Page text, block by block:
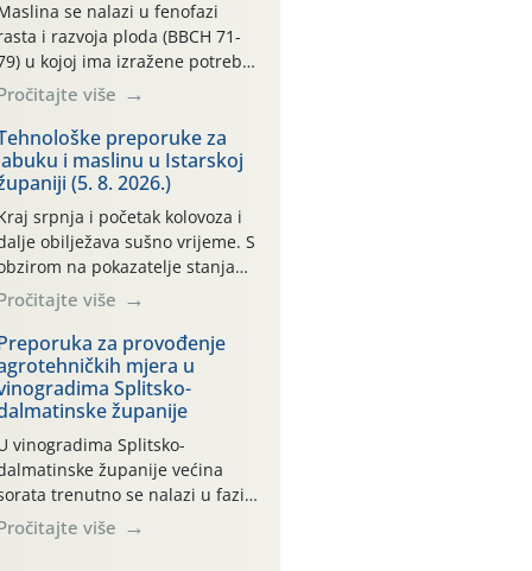
se nalazi u fenofazi
i razvoja ploda (BBCH 71-
u kojoj ima izražene potrebe
vodom. Dugo razdoblje bez
značajnijih oborina uz
visoke temperature
utječe na rast i razvoj
a takvo sušno razdoblje će
nastaviti. Primjeri
na poluotoku
13.07. do 19.07.2026.
više
preporuke za
i maslinu u Istarskoj
(5. 8. 2026.)
srpnja i početak kolovoza i
obilježava sušno vrijeme. S
na pokazatelje stanja
u tlu (na svim praćenim
meteorološkim stanicama kreće
oko maksimalne vrijednosti od
200) jabuke se još i dobro,
drže. To, međutim, ne
dugoročni negativan
stresa na biljke, koji, ako
on ponavlja više godina […]
više
za provođenje
mjera u
Splitsko-
županije
vinogradima Splitsko-
županije većina
trenutno se nalazi u fazi:
dozrijevanja bobica
BBCH (81-89) – ranije sorte
više